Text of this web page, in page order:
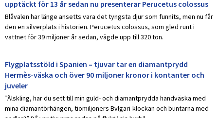
upptäckt för 13 år sedan nu presenterar Perucetus colossus
Blåvalen har länge ansetts vara det tyngsta djur som funnits, men nu får
den en silverplats i historien. Perucetus colossus, som gled runt i
vattnet för 39 miljoner år sedan, vägde upp till 320 ton.
Flygplatsstöld i Spanien – tjuvar tar en diamantprydd
Hermès-väska och över 90 miljoner kronor i kontanter och
juveler
”Älskling, har du sett till min guld- och diamantprydda handväska med
mina diamantörhängen, tiomiljoners Bvlgari-klockan och buntarna med